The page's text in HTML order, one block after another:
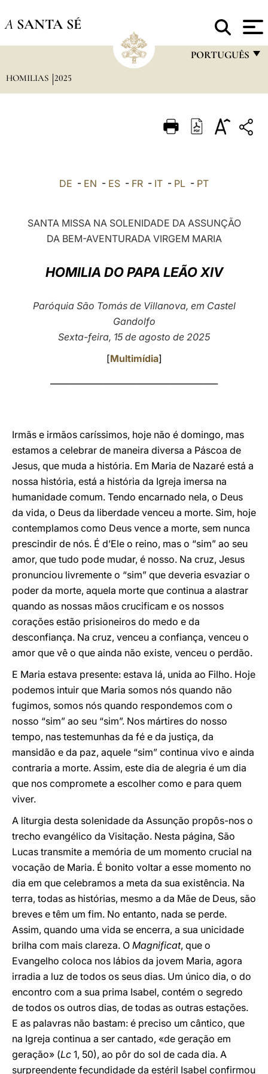
A SANTA SÉ
PORTUGUÊS
ITALIANO
POLSKI
العربيّة
中文
HOMILIAS 2025
DE - EN - ES - FR - IT - PL - PT
SANTA MISSA NA SOLENIDADE DA ASSUNÇÃO
DA BEM-AVENTURADA VIRGEM MARIA
HOMILIA DO PAPA LEÃO XIV
Paróquia São Tomás de Villanova, em Castel
Gandolfo
Sexta-feira, 15 de agosto de 2025
[Multimídia]
Irmãs e irmãos caríssimos, hoje não é domingo, mas
estamos a celebrar de maneira diversa a Páscoa de
Jesus, que muda a história. Em Maria de Nazaré está a
nossa história, está a história da Igreja imersa na
humanidade comum. Tendo encarnado nela, o Deus
da vida, o Deus da liberdade venceu a morte. Sim, hoje
contemplamos como Deus vence a morte, sem nunca
prescindir de nós. É d’Ele o reino, mas o “sim” ao seu
amor, que tudo pode mudar, é nosso. Na cruz, Jesus
pronunciou livremente o “sim” que deveria esvaziar o
poder da morte, aquela morte que continua a alastrar
quando as nossas mãos crucificam e os nossos
corações estão prisioneiros do medo e da
desconfiança. Na cruz, venceu a confiança, venceu o
amor que vê o que ainda não existe, venceu o perdão.
E Maria estava presente: estava lá, unida ao Filho. Hoje
podemos intuir que Maria somos nós quando não
fugimos, somos nós quando respondemos com o
nosso “sim” ao seu “sim”. Nos mártires do nosso
tempo, nas testemunhas da fé e da justiça, da
mansidão e da paz, aquele “sim” continua vivo e ainda
contraria a morte. Assim, este dia de alegria é um dia
que nos compromete a escolher como e para quem
viver.
A liturgia desta solenidade da Assunção propôs-nos o
trecho evangélico da Visitação. Nesta página, São
Lucas transmite a memória de um momento crucial na
vocação de Maria. É bonito voltar a esse momento no
dia em que celebramos a meta da sua existência. Na
terra, todas as histórias, mesmo a da Mãe de Deus, são
breves e têm um fim. No entanto, nada se perde.
Assim, quando uma vida se encerra, a sua unicidade
brilha com mais clareza. O Magnificat, que o
Evangelho coloca nos lábios da jovem Maria, agora
irradia a luz de todos os seus dias. Um único dia, o do
encontro com a sua prima Isabel, contém o segredo
de todos os outros dias, de todas as outras estações.
E as palavras não bastam: é preciso um cântico, que
na Igreja continua a ser cantado, «de geração em
geração» (Lc 1, 50), ao pôr do sol de cada dia. A
surpreendente fecundidade da estéril Isabel confirmou